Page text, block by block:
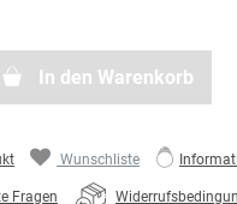
In den Warenkorb
Wunschliste
Fragen